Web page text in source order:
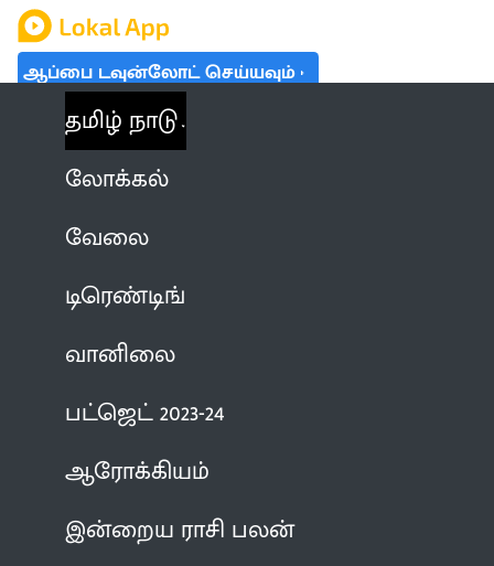
ஆப்பை டவுன்லோட் செய்யவும்
தமிழ் நாடு
லோக்கல்
வேலை
டிரெண்டிங்
வானிலை
பட்ஜெட் 2023-24
ஆரோக்கியம்
இன்றைய ராசி பலன்